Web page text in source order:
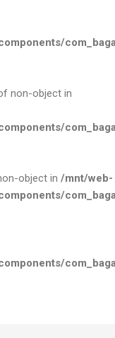
in
non-object in
object in /mnt/web-